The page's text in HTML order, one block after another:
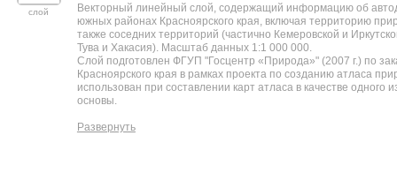
слой
Векторный линейный слой, содержащий информацию об
южных районах Красноярского края, включая территорию
также соседних территорий (частично Кемеровской и
Тува и Хакасия). Масштаб данных 1:1 000 000.
Слой подготовлен ФГУП "Госцентр «Природа»" (2007 г.) по
Красноярского края в рамках проекта по созданию атласа
использован при составлении карт атласа в качестве одного
основы.
Развернуть